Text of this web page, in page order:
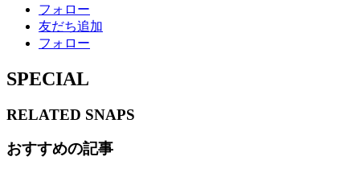
フォロー
友だち追加
フォロー
SPECIAL
RELATED SNAPS
おすすめの記事